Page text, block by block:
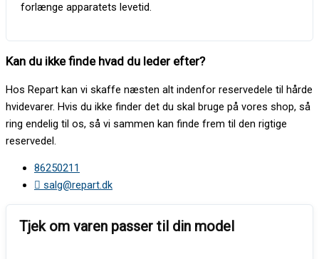
forlænge apparatets levetid.
Kan du ikke finde hvad du leder efter?
Hos Repart kan vi skaffe næsten alt indenfor reservedele til hårde
hvidevarer. Hvis du ikke finder det du skal bruge på vores shop, så
ring endelig til os, så vi sammen kan finde frem til den rigtige
reservedel.
86250211
salg@repart.dk